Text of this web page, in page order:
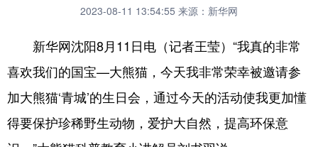
体育 视频 直播 无人机
地方频道
2023-08-11 13:54:55 来源：新华网
新华网沈阳8月11日电（记者王莹）“我真的非常
喜欢我们的国宝—大熊猫，今天我非常荣幸被邀请参
加大熊猫‘青城’的生日会，通过今天的活动使我更加懂
得要保护珍稀野生动物，爱护大自然，提高环保意